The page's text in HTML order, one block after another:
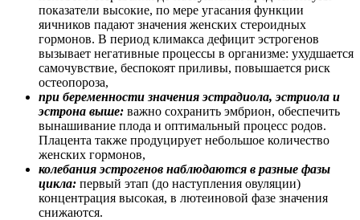
показатели высокие, по мере угасания функции
яичников падают значения женских стероидных
гормонов. В период климакса дефицит эстрогенов
вызывает негативные процессы в организме: ухудшается
самочувствие, беспокоят приливы, повышается риск
остеопороза,
при беременности значения эстрадиола, эстриола и
эстрона выше: важно сохранить эмбрион, обеспечить
вынашивание плода и оптимальный процесс родов.
Плацента также продуцирует небольшое количество
женских гормонов,
колебания эстрогенов наблюдаются в разные фазы
цикла: первый этап (до наступления овуляции)
концентрация высокая, в лютеиновой фазе значения
снижаются.